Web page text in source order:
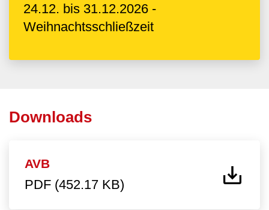
24.12. bis 31.12.2026 -
Weihnachtsschließzeit
Downloads
AVB
PDF (452.17 KB)